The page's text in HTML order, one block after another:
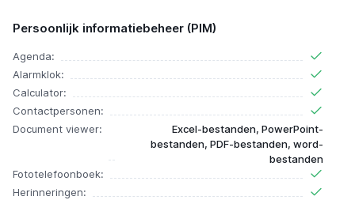
Persoonlijk informatiebeheer (PIM)
Agenda:
Alarmklok:
Calculator:
Contactpersonen:
Document viewer:
Excel-bestanden, PowerPoint-
bestanden, PDF-bestanden, word-
bestanden
Fototelefoonboek:
Herinneringen: